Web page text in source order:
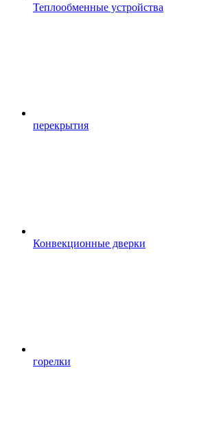
Теплообменные устройства
перекрытия
Конвекционные дверки
горелки